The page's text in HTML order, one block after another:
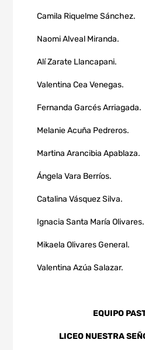
Camila Riquelme Sánchez.
Naomi Alveal Miranda.
Alí Zarate Llancapani.
Valentina Cea Venegas.
Fernanda Garcés Arriagada.
Melanie Acuña Pedreros.
Martina Arancibia Apablaza.
Ángela Vara Berríos.
Catalina Vásquez Silva.
Ignacia Santa María Olivares.
Mikaela Olivares General.
Valentina Azúa Salazar.
EQUIPO
LICEO NUESTRA